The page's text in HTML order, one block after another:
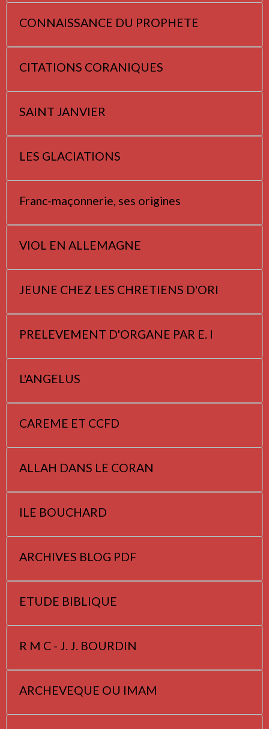
CONNAISSANCE DU PROPHETE
CITATIONS CORANIQUES
SAINT JANVIER
LES GLACIATIONS
Franc-maçonnerie, ses origines
VIOL EN ALLEMAGNE
JEUNE CHEZ LES CHRETIENS D'ORI
PRELEVEMENT D'ORGANE PAR E. I
L'ANGELUS
CAREME ET CCFD
ALLAH DANS LE CORAN
ILE BOUCHARD
ARCHIVES BLOG PDF
ETUDE BIBLIQUE
R M C - J. J. BOURDIN
ARCHEVEQUE OU IMAM